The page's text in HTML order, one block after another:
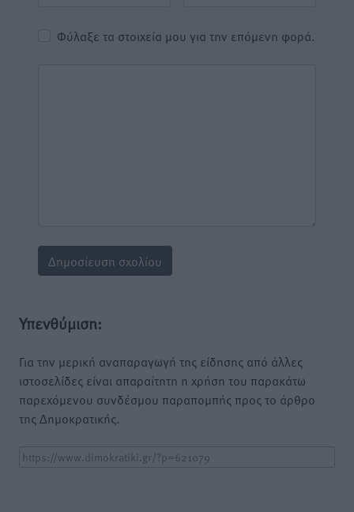
Φύλαξε τα στοιχεία μου για την επόμενη φορά.
Υπενθύμιση:
Για την μερική αναπαραγωγή της είδησης από άλλες
ιστοσελίδες είναι απαραίτητη η χρήση του παρακάτω
παρεχόμενου συνδέσμου παραπομπής προς το άρθρο
της Δημοκρατικής.